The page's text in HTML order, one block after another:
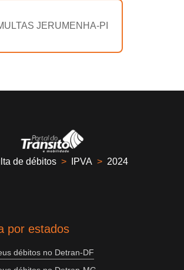
JERUMENHA-PI
de débitos > IPVA > 2024
por estados
débitos no Detran-DF